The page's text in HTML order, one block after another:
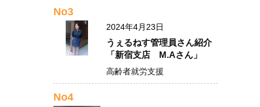
No3
2024年4月23日
うぇるねす管理員さん紹介
「新宿支店 M.Aさん」
高齢者就労支援
No4